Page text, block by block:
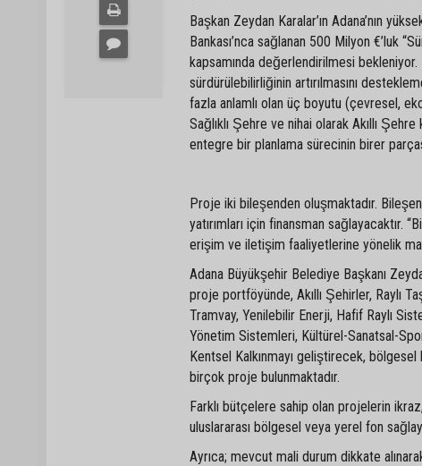
Başkan Zeydan Karalar’ın Adana’nın
Bankası’nca sağlanan 500 Milyon €’luk
kapsamında değerlendirilmesi
sürdürülebilirliğinin artırılmasını
fazla anlamlı olan üç boyutu (çevresel,
Sağlıklı Şehre ve nihai olarak Akıllı
entegre bir planlama sürecinin birer
Proje iki bileşenden oluşmaktadır. Bileşen
yatırımları için finansman
erişim ve iletişim faaliyetlerine yönelik mal
Adana Büyükşehir Belediye Başkanı
proje portföyünde, Akıllı Şehirler, Raylı
Tramvay, Yenilebilir Enerji, Hafif Raylı
Yönetim Sistemleri, Kültürel-Sanatsal-
Kentsel Kalkınmayı geliştirecek, bölgesel
birçok proje bulunmaktadır.
Farklı bütçelere sahip olan projelerin
uluslararası bölgesel veya yerel fon
Ayrıca; mevcut mali durum dikkate